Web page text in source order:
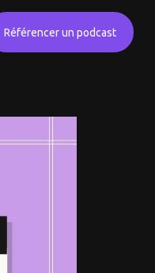
Référencer un podcast